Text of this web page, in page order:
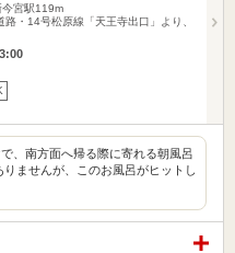
今宮駅119m
路・14号松原線「天王寺出口」より、
、南方面へ帰る際に寄れる朝風呂
ませんが、このお風呂がヒットし